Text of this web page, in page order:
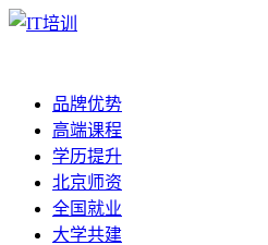
品牌优势
高端课程
学历提升
北京师资
全国就业
大学共建